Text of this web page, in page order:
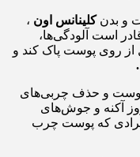
و بدنکلینانس اون ،
است آلودگی‌ها،
از روی پوست پاک کند و
.
پوست و حذف چربی‌های
آکنه و جوش‌های
که پوست چرب